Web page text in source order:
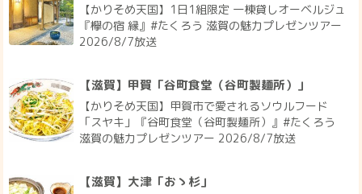
【かりそめ天国】1日1組限定 一棟貸しオーベルジュ
『欅の宿 縁』#たくろう 滋賀の魅力プレゼンツアー
2026/8/7放送
【滋賀】甲賀「谷町食堂（谷町製麺所）」
【かりそめ天国】甲賀市で愛されるソウルフード
「スヤキ」『谷町食堂（谷町製麺所）』#たくろう
滋賀の魅力プレゼンツアー 2026/8/7放送
【滋賀】大津「おゝ杉」